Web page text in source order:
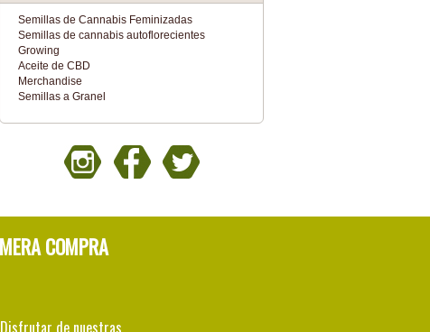
Semillas de Cannabis Feminizadas
Semillas de cannabis autoflorecientes
Growing
Aceite de CBD
Merchandise
Semillas a Granel
COMPRA
Disfrutar de nuestras